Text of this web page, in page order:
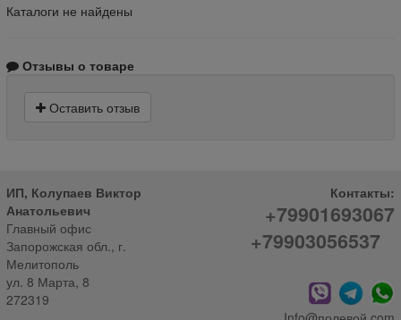
Каталоги не найдены
Отзывы о товаре
Оставить отзыв
ИП, Колупаев Виктор
Анатольевич
Главный офис
Запорожская обл., г.
Мелитополь
ул. 8 Марта, 8
272319
Контакты:
+79901693067
+79903056537